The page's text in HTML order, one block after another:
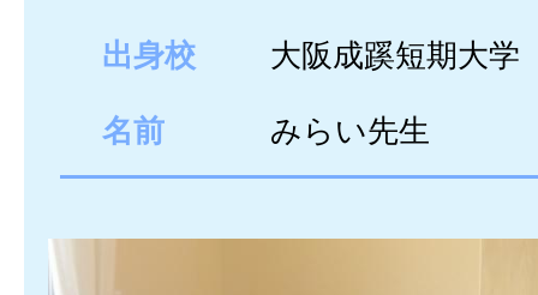
出身校 大阪成蹊短期大学
名前 みらい先生